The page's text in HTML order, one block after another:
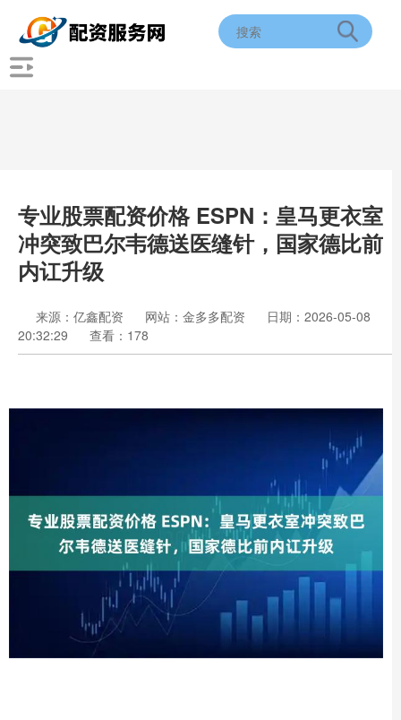
专业股票配资价格 ESPN：皇马更衣室
冲突致巴尔韦德送医缝针，国家德比前
内讧升级
来源：亿鑫配资 网站：金多多配资
日期：2026-05-08
20:32:29
查看：178